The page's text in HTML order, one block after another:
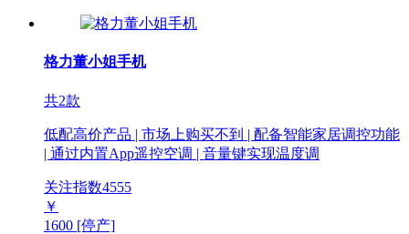
格力董小姐手机
共2款
低配高价产品 | 市场上购买不到 | 配备智能家居调控功能
| 通过内置App遥控空调 | 音量键实现温度调
关注指数4555
￥
1600 [停产]